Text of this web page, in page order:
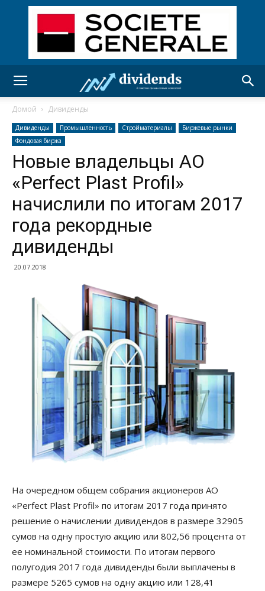
Домой Дивиденды
Дивиденды Промышленность Стройматериалы
Биржевые рынки
Фондовая биржа
Новые владельцы АО
«Perfect Plast Profil»
начислили по итогам 2017
года рекордные
дивиденды
20.07.2018
На очередном общем собрания акционеров АО
«Perfect Plast Profil» по итогам 2017 года принято
решение о начислении дивидендов в размере 32905
сумов на одну простую акцию или 802,56 процента от
ее номинальной стоимости. По итогам первого
полугодия 2017 года дивиденды были выплачены в
размере 5265 сумов на одну акцию или 128,41